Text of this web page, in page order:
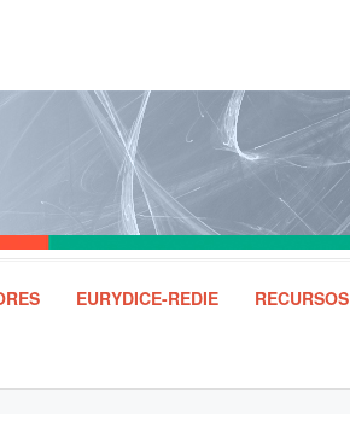
EURYDICE-REDIE
RECURSOS